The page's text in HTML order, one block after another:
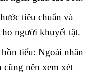
tiêu chuẩn và
người khuyết tật.
tiểu: Ngoài nhân
nên xem xét